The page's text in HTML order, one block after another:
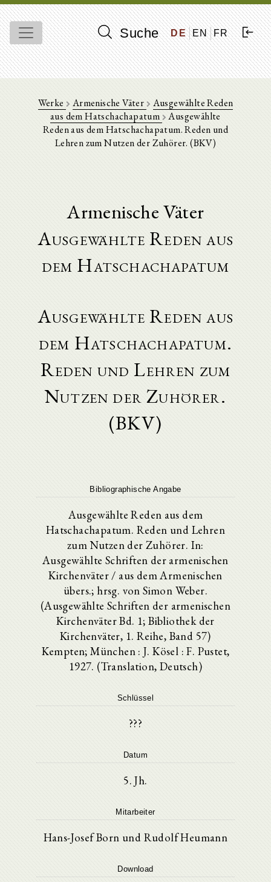
Suche DE EN FR
Werke Armenische Väter
Ausgewählte Reden
aus dem Hatschachapatum
Ausgewählte
Reden aus dem Hatschachapatum. Reden und
Lehren zum Nutzen der Zuhörer. (BKV)
Armenische Väter
Ausgewählte Reden aus
dem Hatschachapatum
Ausgewählte Reden aus
dem Hatschachapatum.
Reden und Lehren zum
Nutzen der Zuhörer.
(BKV)
Bibliographische Angabe
Ausgewählte Reden aus dem
Hatschachapatum. Reden und Lehren
zum Nutzen der Zuhörer. In:
Ausgewählte Schriften der armenischen
Kirchenväter / aus dem Armenischen
übers.; hrsg. von Simon Weber.
(Ausgewählte Schriften der armenischen
Kirchenväter Bd. 1; Bibliothek der
Kirchenväter, 1. Reihe, Band 57)
Kempten; München : J. Kösel : F. Pustet,
1927. (Translation, Deutsch)
Schlüssel
???
Datum
5. Jh.
Mitarbeiter
Hans-Josef Born und Rudolf Heumann
Download